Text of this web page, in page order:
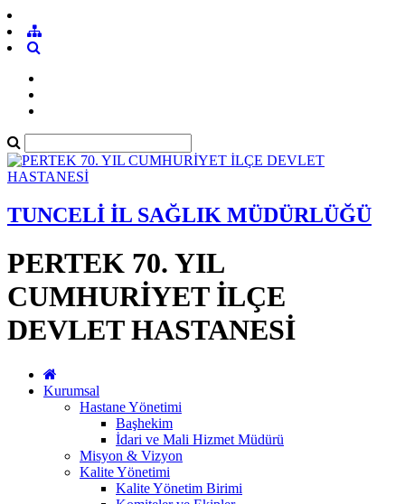
TUNCELİ İL SAĞLIK MÜDÜRLÜĞÜ
PERTEK 70. YIL
CUMHURİYET İLÇE
DEVLET HASTANESİ
Kurumsal
Hastane Yönetimi
Başhekim
İdari ve Mali Hizmet Müdürü
Misyon & Vizyon
Kalite Yönetimi
Kalite Yönetim Birimi